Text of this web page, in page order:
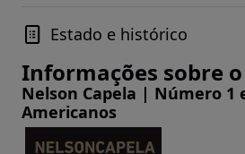
Estado e histórico
Informações sobre
Nelson Capela | Número 1
Americanos